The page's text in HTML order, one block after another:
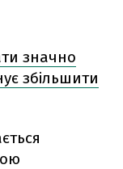
значно
збільшити